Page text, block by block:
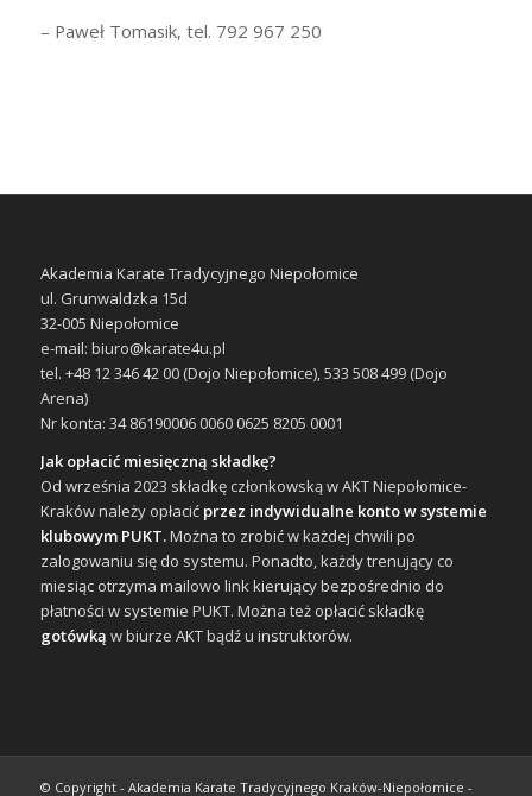
– Paweł Tomasik, tel. 792 967 250
Akademia Karate Tradycyjnego Niepołomice
ul. Grunwaldzka 15d
32-005 Niepołomice
e-mail: biuro@karate4u.pl
tel. +48 12 346 42 00 (Dojo Niepołomice), 533 508 499 (Dojo
Arena)
Nr konta: 34 86190006 0060 0625 8205 0001
Jak opłacić miesięczną składkę?
Od września 2023 składkę członkowską w AKT Niepołomice-
Kraków należy opłacić przez indywidualne konto w systemie
klubowym PUKT.Można to zrobić w każdej chwili po
zalogowaniu się do systemu. Ponadto, każdy trenujący co
miesiąc otrzyma mailowo link kierujący bezpośrednio do
płatności w systemie PUKT. Można też opłacić składkę
gotówką w biurze AKT bądź u instruktorów.
© Copyright - Akademia Karate Tradycyjnego Kraków-Niepołomice -